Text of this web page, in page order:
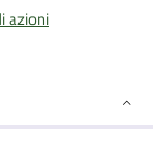
azioni